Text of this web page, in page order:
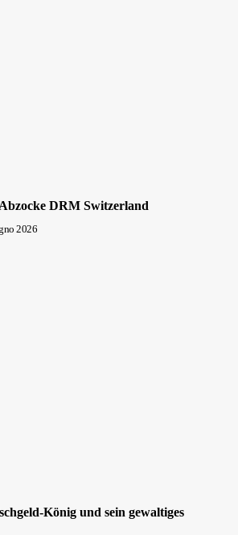
DRM Switzerland
2026
König und sein gewaltiges